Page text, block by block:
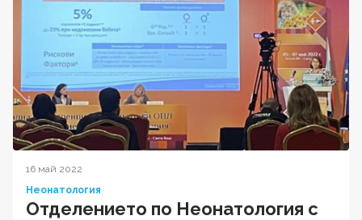
16 май 2022
Неонатология
Отделението по Неонатология с